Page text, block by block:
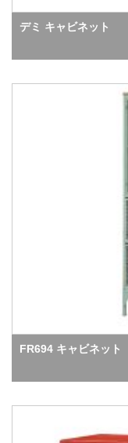
デミ キャビネット
FR694 キャビネット